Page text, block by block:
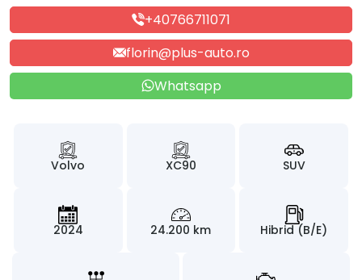
+40766711071
florin@plus-auto.ro
Whatsapp
Volvo XC90 SUV
2024 24.200 km Hibrid (B/E)